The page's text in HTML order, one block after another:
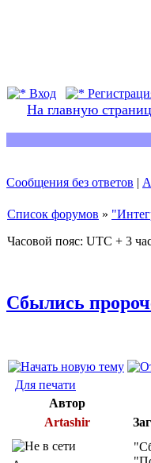
Вход
На главную
Сообщения без ответов |
Список форумов »
Часовой пояс: UTC + 3
Сбылись
Для печати
Автор
Artashir